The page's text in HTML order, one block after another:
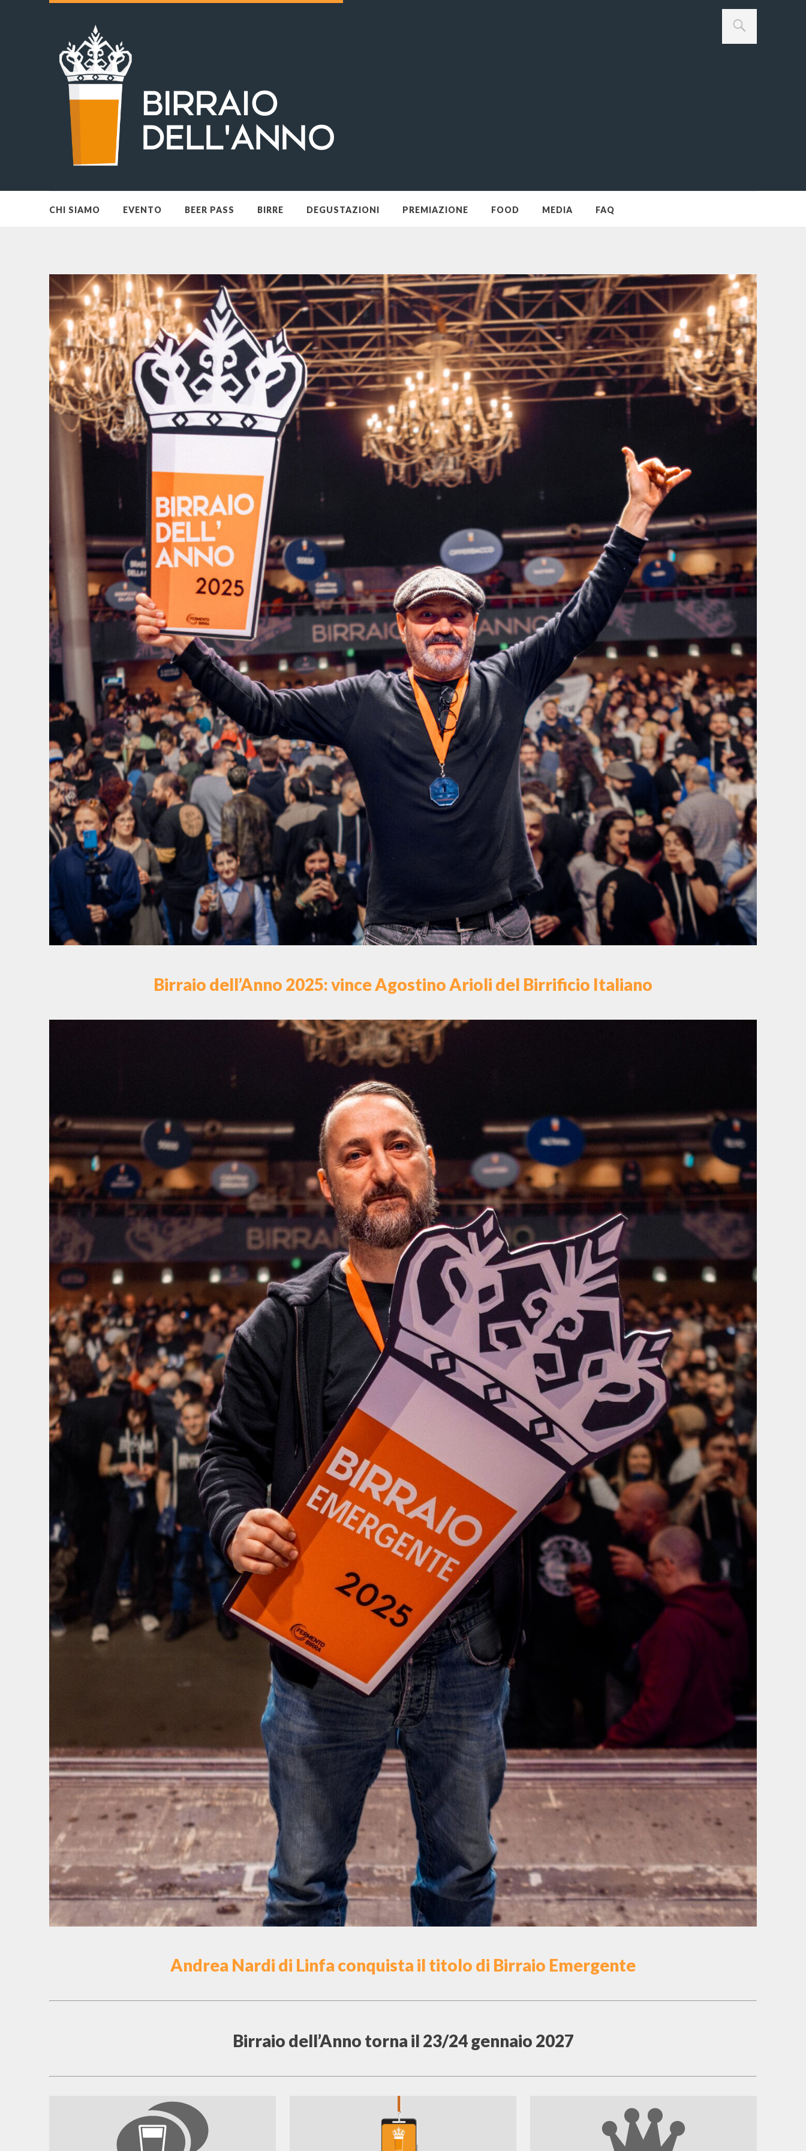
CHI SIAMO EVENTO BEER PASS BIRRE DEGUSTAZIONI PREMIAZIONE FOOD MEDIA FAQ
Birraio dell’Anno 2025: vince Agostino Arioli del Birrificio Italiano
Andrea Nardi di Linfa conquista il titolo di Birraio Emergente
Birraio dell’Anno torna il 23/24 gennaio 2027